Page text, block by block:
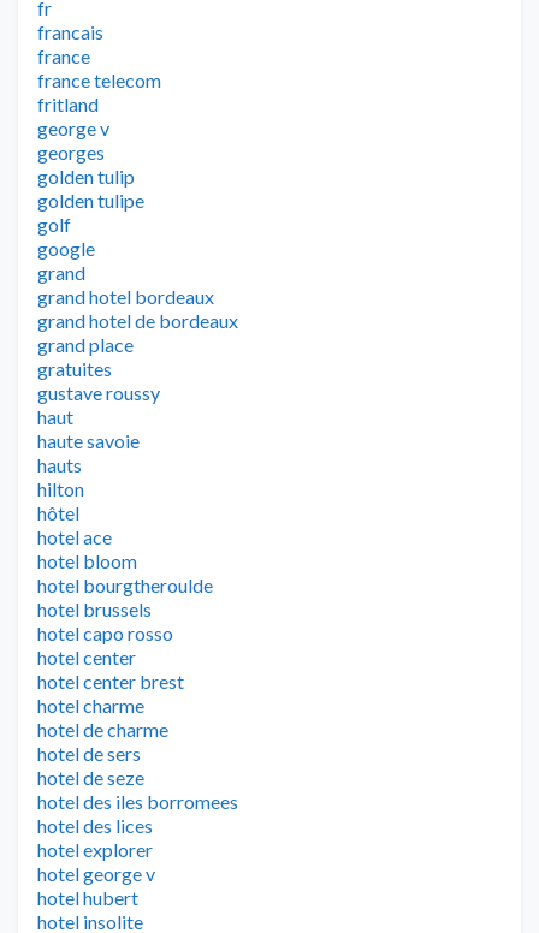
fr
francais
france
france telecom
fritland
george v
georges
golden tulip
golden tulipe
golf
google
grand
grand hotel bordeaux
grand hotel de bordeaux
grand place
gratuites
gustave roussy
haut
haute savoie
hauts
hilton
hôtel
hotel ace
hotel bloom
hotel bourgtheroulde
hotel brussels
hotel capo rosso
hotel center
hotel center brest
hotel charme
hotel de charme
hotel de sers
hotel de seze
hotel des iles borromees
hotel des lices
hotel explorer
hotel george v
hotel hubert
hotel insolite